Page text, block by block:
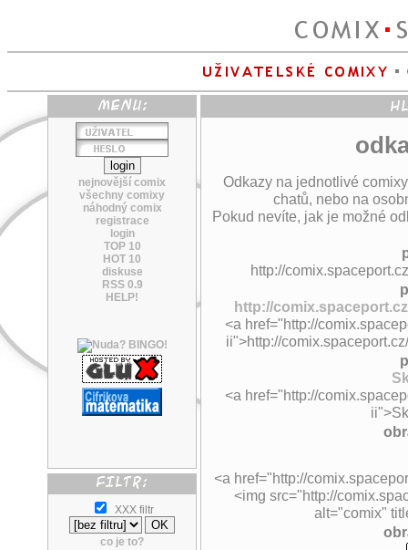
nejnovější comix
všechny comixy
náhodný comix
registrace
login
TOP 10
HOT 10
diskuse
RSS 0.9
HELP!
XXX filtr
co je to?
Odkazy na jednotlivé
chatů, nebo na
Pokud nevíte, jak je možné
http://
http://
<a href="http://
ii">http://
<a href="http://
<a href="http://
<img src="http://
alt="comix"